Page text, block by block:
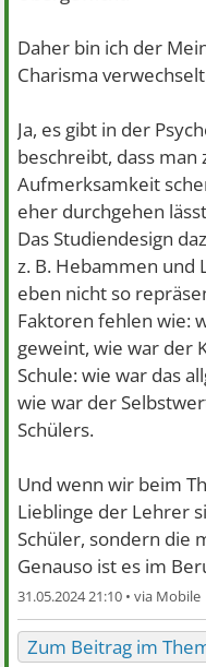
Daher bin ich der
Charisma
Ja, es gibt in der
beschreibt, dass
Aufmerksamkeit
eher durchgehen
Das Studiendesign
z. B. Hebammen und
eben nicht so
Faktoren fehlen wie:
geweint, wie war der
Schule: wie war das
wie war der
Schülers.
Und wenn wir beim
Lieblinge der Lehrer
Schüler, sondern die
Genauso ist es im
31.05.2024 21:10 •
Zum Beitrag im